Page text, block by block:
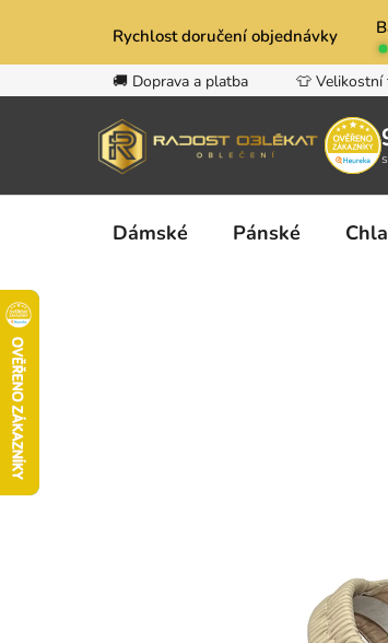
obsah
Rychlost doručení objednávky
🚚 Doprava a platba 👕 Velikostní
Dámské Pánské